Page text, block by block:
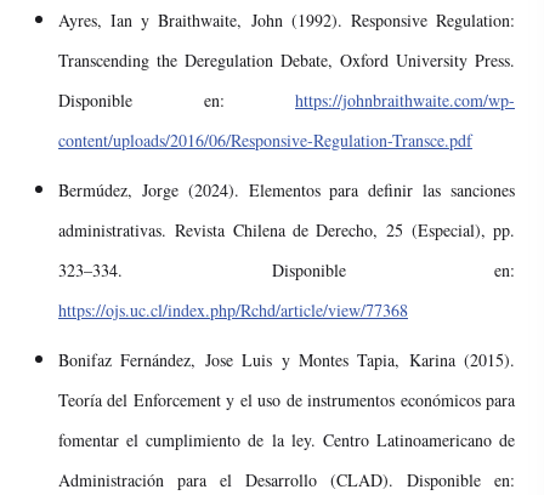
Ayres, Ian y Braithwaite, John (1992). Responsive Regulation:
Transcending the Deregulation Debate, Oxford University Press.
Disponible en: https://johnbraithwaite.com/wp-
content/uploads/2016/06/Responsive-Regulation-Transce.pdf
Bermúdez, Jorge (2024). Elementos para definir las sanciones
administrativas. Revista Chilena de Derecho, 25 (Especial), pp.
323–334. Disponible en:
https://ojs.uc.cl/index.php/Rchd/article/view/77368
Bonifaz Fernández, Jose Luis y Montes Tapia, Karina (2015).
Teoría del Enforcement y el uso de instrumentos económicos para
fomentar el cumplimiento de la ley. Centro Latinoamericano de
Administración para el Desarrollo (CLAD). Disponible en: